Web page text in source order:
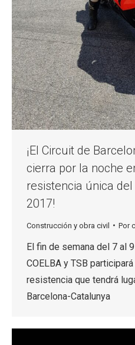
¡El Circuit de
cierra por la noche
resistencia única
2017!
Construcción y obra civil Por
El fin de semana del 7 al
COELBA y TSB
resistencia que tendrá
Barcelona-Catalunya